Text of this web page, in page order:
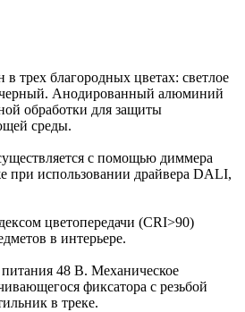
в трех благородных цветах: светлое
черный. Анодированный алюминий
обработки для защиты
среды.
с помощью диммера
использовании драйвера DALI,
цветопередачи (CRI>90)
в интерьере.
48 В. Механическое
фиксатора с резьбой
в треке.